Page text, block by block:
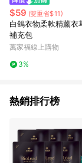
如顯示之商品規格、
頁不符，以銷售網頁
日期+180天以內至
行申訴，恕無法贈點
用，或不適用於無回
請依點數紅包頁面規
$59 (雙重省$11)
白鴿衣物柔軟精薰衣
補充包
萬家福線上購物
3%
熱銷排行榜